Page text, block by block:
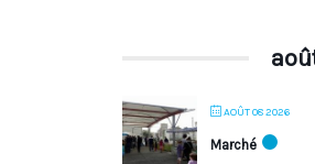
AOÛT 08 2026
Marché